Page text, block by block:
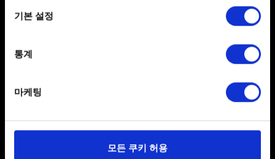
Collect information about your geographical
Identify your device by actively scanning it for
Find out more about how your personal data is processed
일부 쿠키는 웹 사이트를 정상적으로 이용하기 위해
기본 설정
통계
마케팅
모든 쿠키 허용
개인 정보 처리 관련 정보